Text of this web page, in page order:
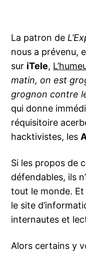
La patron de
nous a prévenu,
sur iTele,
matin, on est
grognon contre
qui donne
réquisitoire
hacktivistes, les
Si les propos de
défendables, ils
tout le monde.
le site
internautes et
Alors certains y